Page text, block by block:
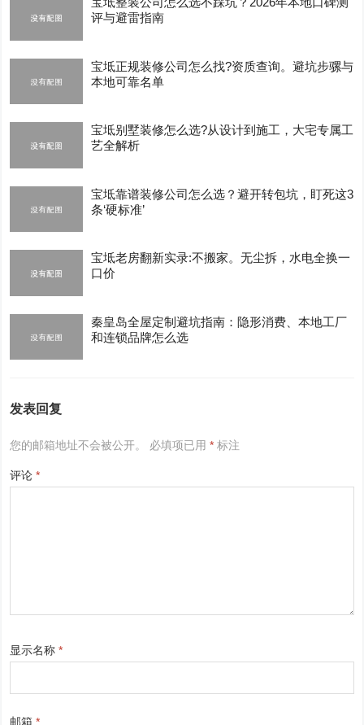
评与避雷指南
宝坻正规装修公司怎么找?资质查询。避坑步骡与
本地可靠名单
宝坻别墅装修怎么选?从设计到施工，大宅专属工
艺全解析
宝坻靠谱装修公司怎么选？避开转包坑，盯死这3
条‘硬标准’
宝坻老房翻新实录:不搬家。无尘拆，水电全换一
口价
秦皇岛全屋定制避坑指南：隐形消费、本地工厂
和连锁品牌怎么选
发表回复
您的邮箱地址不会被公开。 必填项已用* 标注
评论*
显示名称*
邮箱*